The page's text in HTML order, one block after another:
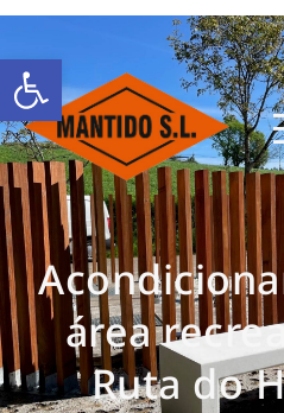
Abrir barra de herramientas
área
Ruta do